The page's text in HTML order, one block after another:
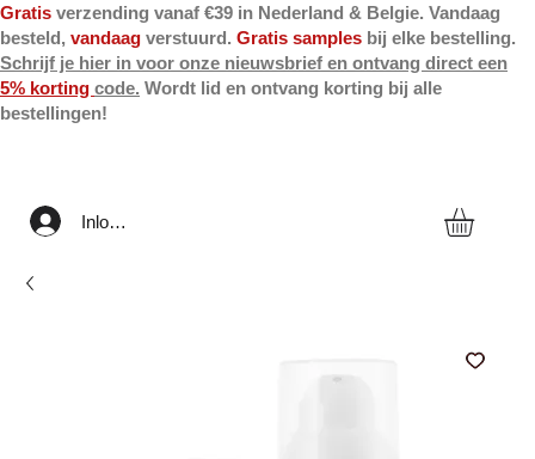
Gratis verzending vanaf €39 in Nederland & Belgie. Vandaag
besteld, vandaag verstuurd. Gratis samples bij elke bestelling.
Schrijf je hier in voor onze nieuwsbrief en ontvang direct een
5% korting code. Wordt lid en ontvang korting bij alle
bestellingen!
Inloggen